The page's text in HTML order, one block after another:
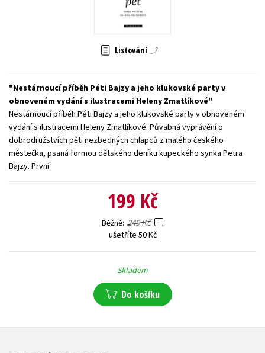
Zahraniční literatura
Všechny tituly
Listování
Nestárnoucí příběh Péti Bajzy a jeho klukovské party v
obnoveném vydání s ilustracemi Heleny Zmatlíkové
Nestárnoucí příběh Péti Bajzy a jeho klukovské party v obnoveném
vydání s ilustracemi Heleny Zmatlíkové. Půvabná vyprávění o
dobrodružstvích pěti nezbedných chlapců z malého českého
městečka, psaná formou dětského deníku kupeckého synka Petra
Bajzy. První
199 Kč
Běžně 249 Kč
ušetříte 50 Kč
Skladem
Do košíku